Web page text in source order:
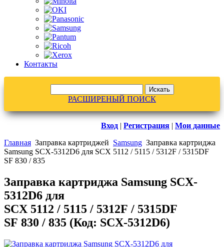
Контакты
РАСШИРЕНЫЙ ПОИСК
Вход | Регистрация | Мои данные
Главная Заправка картриджей Samsung Заправка картриджа
Samsung SCX-5312D6 для SCX 5112 / 5115 / 5312F / 5315DF
SF 830 / 835
Заправка картриджа Samsung SCX-
5312D6 для
SCX 5112 / 5115 / 5312F / 5315DF
SF 830 / 835 (Код: SCX-5312D6)